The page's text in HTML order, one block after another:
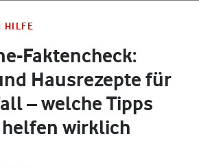
HILFE
Faktencheck:
Hausrezepte für
– welche Tipps
wirklich